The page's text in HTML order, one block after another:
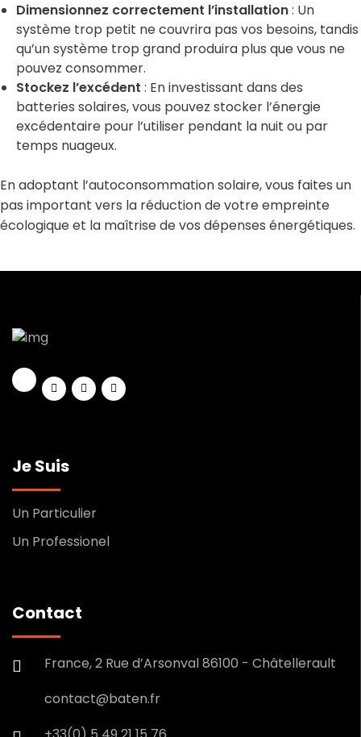
Dimensionnez correctement l’installation: Un
système trop petit ne couvrira pas vos besoins, tandis
qu’un système trop grand produira plus que vous ne
pouvez consommer.
Stockez l’excédent : En investissant dans des
batteries solaires, vous pouvez stocker l’énergie
excédentaire pour l’utiliser pendant la nuit ou par
temps nuageux.
En adoptant l’autoconsommation solaire, vous faites un
pas important vers la réduction de votre empreinte
écologique et la maîtrise de vos dépenses énergétiques.
Je Suis
Un Particulier
Un Professionel
Contact
France, 2 Rue d’Arsonval 86100 - Châtellerault
contact@baten.fr